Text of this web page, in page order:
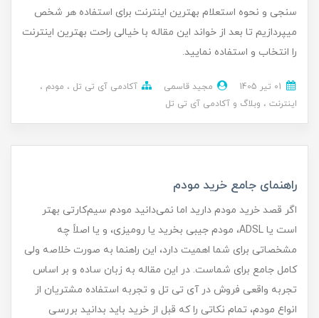
سنجی و نحوه استعلام بهترین اینترنت برای استفاده هر شخص
میپردازیم تا بعد از خواند این مقاله با خیالی راحت بهترین اینترنت
را انتخاب و استفاده نمایید.
مجید قاسمی آکادمی آی تی تل
مودم
اینترنت
وبلاگ و آکادمی آی تی تل
راهنمای جامع خرید مودم
اگر قصد خرید مودم دارید اما نمی‌دانید مودم سیم‌کارتی بهتر
است یا ADSL، مودم جیبی بخرید یا رومیزی، و یا اصلاً چه
مشخصاتی برای شما اهمیت دارد، این راهنما به صورت خلاصه ولی
کامل جامع برای شماست. در این مقاله به زبان ساده و بر اساس
تجربه واقعی فروش در آی تی تل و تجربه استفاده مشتریان از
انواع مودم، تمام نکاتی را که قبل از خرید باید بدانید بررسی